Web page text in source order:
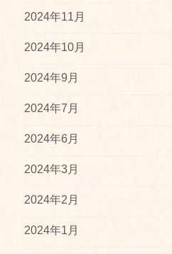
2024年11月
2024年10月
2024年9月
2024年7月
2024年6月
2024年3月
2024年2月
2024年1月